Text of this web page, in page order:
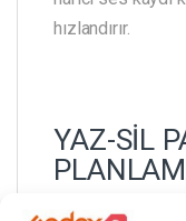
hızlandırır.
YAZ-SİL